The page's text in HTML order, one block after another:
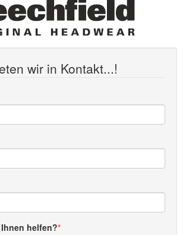
wir in Kontakt...!
helfen?